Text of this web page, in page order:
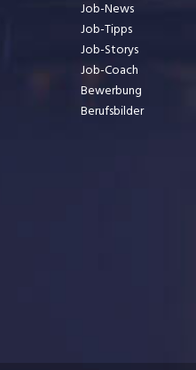
Job-News
Job-Tipps
Job-Storys
Job-Coach
Bewerbung
Berufsbilder